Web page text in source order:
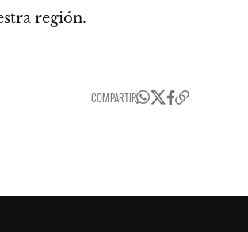
región.
COMPARTIR